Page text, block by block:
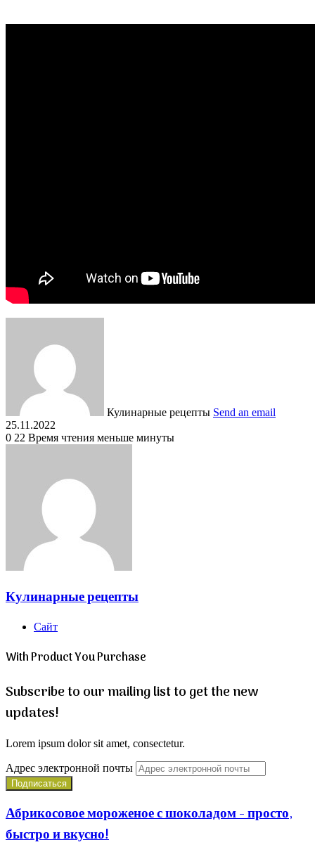
Кулинарные рецепты Send an email
25.11.2022
0 22 Время чтения меньше минуты
Кулинарные рецепты
Сайт
With Product You Purchase
Subscribe to our mailing list to get the new
updates!
Lorem ipsum dolor sit amet, consectetur.
Адрес электронной почты
Абрикосовое мороженое с шоколадом - просто,
быстро и вкусно!